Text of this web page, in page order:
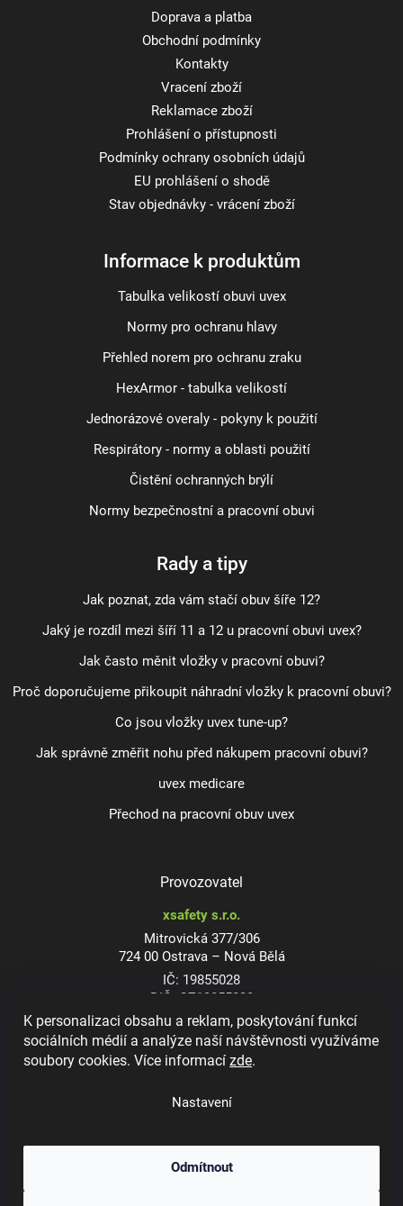
K personalizaci obsahu a reklam, poskytování funkcí
sociálních médií a analýze naší návštěvnosti využíváme
soubory cookies. Více informacízde.
Nastavení
Odmítnout
Doprava a platba
Obchodní podmínky
Kontakty
Vracení zboží
Reklamace zboží
Prohlášení o přístupnosti
Podmínky ochrany osobních údajů
EU prohlášení o shodě
Stav objednávky - vrácení zboží
Informace k produktům
Tabulka velikostí obuvi uvex
Normy pro ochranu hlavy
Přehled norem pro ochranu zraku
HexArmor - tabulka velikostí
Jednorázové overaly - pokyny k použití
Respirátory - normy a oblasti použití
Čistění ochranných brýlí
Normy bezpečnostní a pracovní obuvi
Rady a tipy
Jak poznat, zda vám stačí obuv šíře 12?
Jaký je rozdíl mezi šíří 11 a 12 u pracovní obuvi uvex?
Jak často měnit vložky v pracovní obuvi?
Proč doporučujeme přikoupit náhradní vložky k pracovní obuvi?
Co jsou vložky uvex tune-up?
Jak správně změřit nohu před nákupem pracovní obuvi?
uvex medicare
Přechod na pracovní obuv uvex
Provozovatel
xsafety s.r.o.
Mitrovická 377/306
724 00 Ostrava – Nová Bělá
IČ: 19855028
DIČ: CZ19855028
Dioptrické ochranné brýle